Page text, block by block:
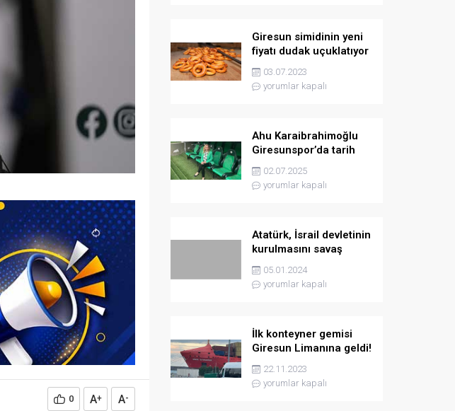
0 A+ A-
Giresun simidinin yeni
fiyatı dudak uçuklatıyor
03.07.2023
yorumlar kapalı
Ahu Karaibrahimoğlu
Giresunspor’da tarih
yazmaya hazırlanıyor
02.07.2025
yorumlar kapalı
Atatürk, İsrail devletinin
kurulmasını savaş
sebebi olarak ilân
etmişti
05.01.2024
yorumlar kapalı
İlk konteyner gemisi
Giresun Limanına geldi!
22.11.2023
yorumlar kapalı